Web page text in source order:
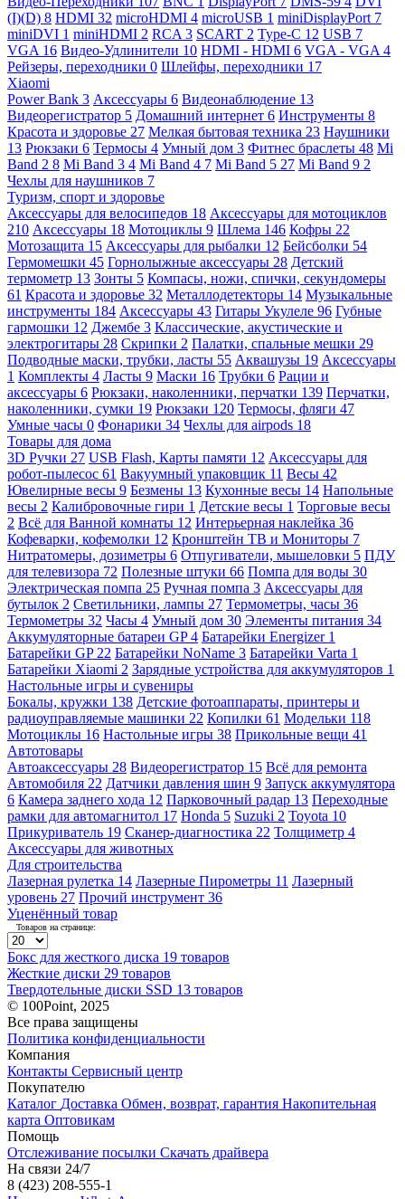
(I)(D) 8 HDMI 32 microHDMI 4 microUSB 1 miniDisplayPort 7
miniDVI 1 miniHDMI 2 RCA 3 SCART 2 Type-C 12 USB 7
VGA 16 Видео-Удлинители 10 HDMI - HDMI 6 VGA - VGA 4
Рейзеры, переходники 0 Шлейфы, переходники 17
Xiaomi
Power Bank 3 Аксессуары 6 Видеонаблюдение 13
Видеорегистратор 5 Домашний интернет 6 Инструменты 8
Красота и здоровье 27 Мелкая бытовая техника 23 Наушники
13 Рюкзаки 6 Термосы 4 Умный дом 3 Фитнес браслеты 48 Mi
Band 2 8 Mi Band 3 4 Mi Band 4 7 Mi Band 5 27 Mi Band 9 2
Чехлы для наушников 7
Туризм, спорт и здоровье
Аксессуары для велосипедов 18 Аксессуары для мотоциклов
210 Аксессуары 18 Мотоциклы 9 Шлема 146 Кофры 22
Мотозащита 15 Аксессуары для рыбалки 12 Бейсболки 54
Гермомешки 45 Горнолыжные аксессуары 28 Детский
термометр 13 Зонты 5 Компасы, ножи, спички, секундомеры
61 Красота и здоровье 32 Металлодетекторы 14 Музыкальные
инструменты 184 Аксессуары 43 Гитары Укулеле 96 Губные
гармошки 12 Джембе 3 Классические, акустические и
электрогитары 28 Скрипки 2 Палатки, спальные мешки 29
Подводные маски, трубки, ласты 55 Аквашузы 19 Аксессуары
1 Комплекты 4 Ласты 9 Маски 16 Трубки 6 Рации и
аксессуары 6 Рюкзаки, наколенники, перчатки 139 Перчатки,
наколенники, сумки 19 Рюкзаки 120 Термосы, фляги 47
Умные часы 0 Фонарики 34 Чехлы для airpods 18
Товары для дома
3D Ручки 27 USB Flash, Карты памяти 12 Аксессуары для
робот-пылесос 61 Вакуумный упаковщик 11 Весы 42
Ювелирные весы 9 Безмены 13 Кухонные весы 14 Напольные
весы 2 Калибровочные гири 1 Детские весы 1 Торговые весы
2 Всё для Ванной комнаты 12 Интерьерная наклейка 36
Кофеварки, кофемолки 12 Кронштейн ТВ и Мониторы 7
Нитратомеры, дозиметры 6 Отпугиватели, мышеловки 5 ПДУ
для телевизора 72 Полезные штуки 66 Помпа для воды 30
Электрическая помпа 25 Ручная помпа 3 Аксессуары для
бутылок 2 Светильники, лампы 27 Термометры, часы 36
Термометры 32 Часы 4 Умный дом 30 Элементы питания 34
Аккумуляторные батареи GP4 Батарейки Energizer 1
Батарейки GP 22 Батарейки NoName 3 Батарейки Varta 1
Батарейки Xiaomi 2 Зарядные устройства для аккумуляторов 1
Настольные игры и сувениры
Бокалы, кружки 138 Детские фотоаппараты, принтеры и
радиоуправляемые машинки 22 Копилки 61 Модельки 118
Мотоциклы 16 Настольные игры 38 Прикольные вещи 41
Автотовары
Автоаксессуары 28 Видеорегистратор 15 Всё для ремонта
Автомобиля 22 Датчики давления шин 9 Запуск аккумулятора
6 Камера заднего хода 12 Парковочный радар 13 Переходные
рамки для автомагнитол 17 Honda 5 Suzuki 2 Toyota 10
Прикуриватель 19 Сканер-диагностика 22 Толщиметр 4
Аксессуары для животных
Для строительства
Лазерная рулетка 14 Лазерные Пирометры 11 Лазерный
уровень 27 Прочий инструмент 36
Уценённый товар
Товаров на странице:
Бокс для жесткого диска 19 товаров
Жесткие диски 29 товаров
Твердотельные диски SSD 13 товаров
© 100Point, 2025
Все права защищены
Политика конфиденциальности
Компания
Контакты Сервисный центр
Покупателю
Каталог Доставка Обмен, возврат, гарантия Накопительная
карта Оптовикам
Помощь
Отслеживание посылки Скачать драйвера
На связи 24/7
8 (423) 208-555-1